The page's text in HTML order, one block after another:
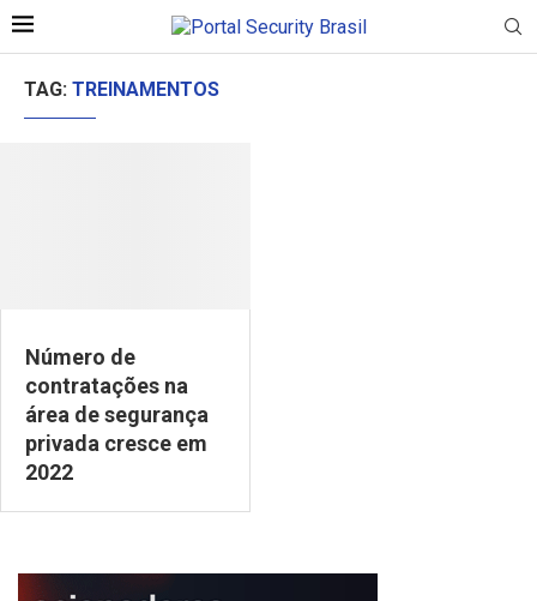
TAG: TREINAMENTOS
Número de
contratações na
área de segurança
privada cresce em
2022